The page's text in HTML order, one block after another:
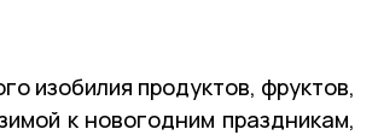
изобилия продуктов, фруктов,
к новогодним праздникам,